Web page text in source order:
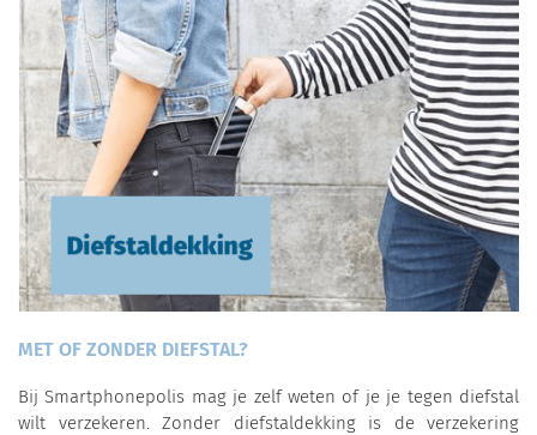
MET OF ZONDER DIEFSTAL?
Bij Smartphonepolis mag je zelf weten of je je tegen diefstal
wilt verzekeren. Zonder diefstaldekking is de verzekering